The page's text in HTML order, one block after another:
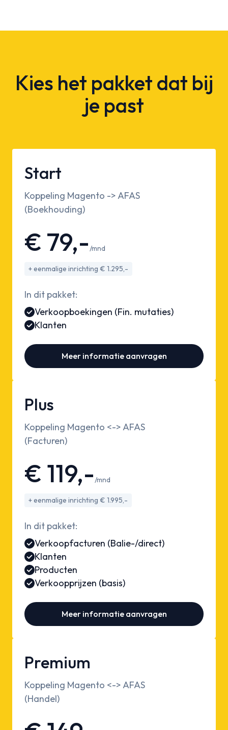
Kies het pakket dat bij
je past
Start
Koppeling Magento -> AFAS
(Boekhouding)
€ 79,-/mnd
+ eenmalige inrichting € 1.295,-
In dit pakket:
Verkoopboekingen (Fin. mutaties)
Klanten
Meer informatie aanvragen
Plus
Koppeling Magento <-> AFAS
(Facturen)
€ 119,-/mnd
+ eenmalige inrichting € 1.995,-
In dit pakket:
Verkoopfacturen (Balie-/direct)
Klanten
Producten
Verkoopprijzen (basis)
Meer informatie aanvragen
Premium
Koppeling Magento <-> AFAS
(Handel)